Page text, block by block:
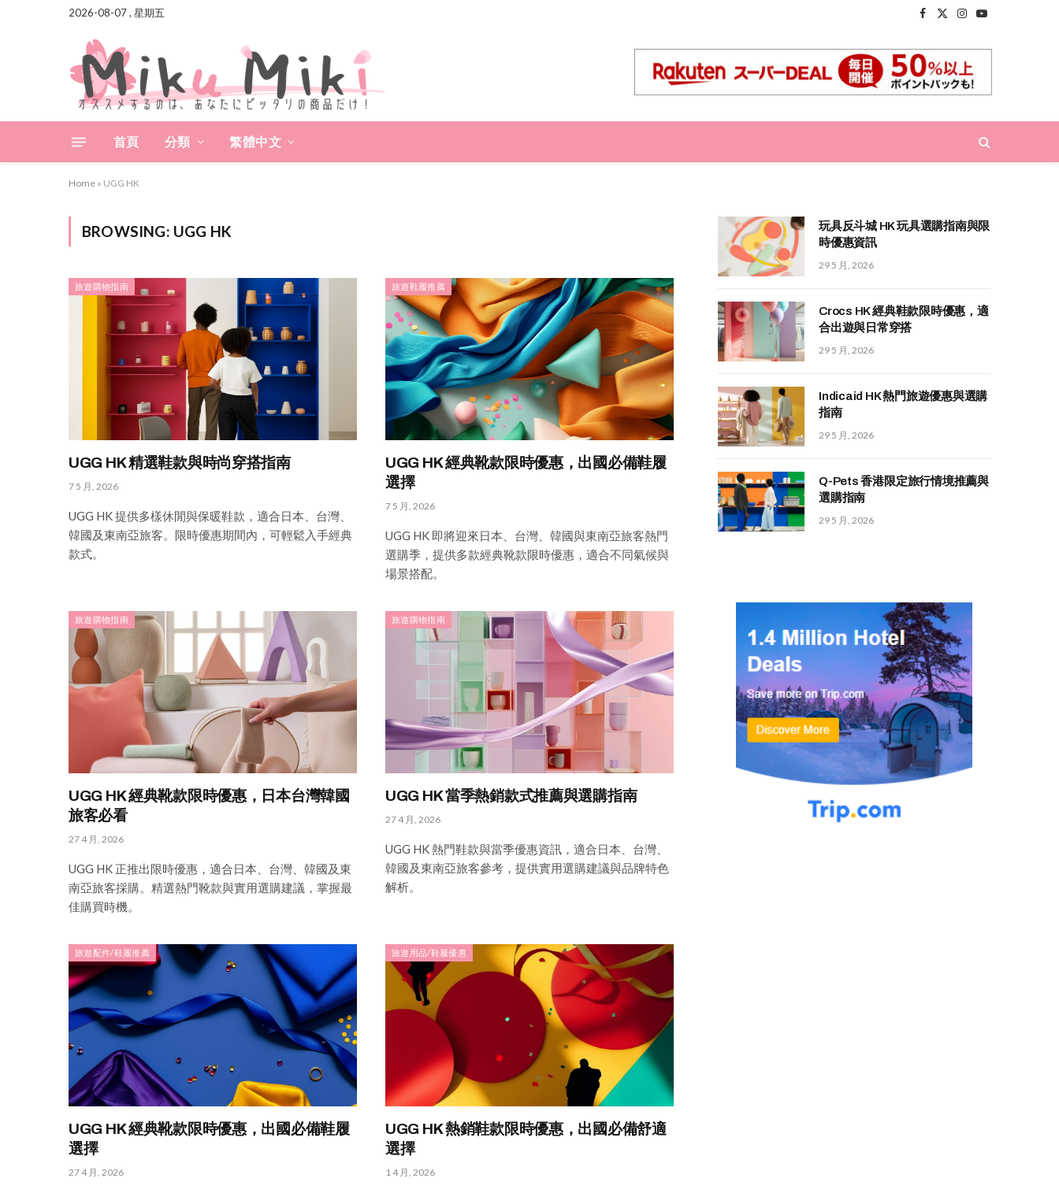
2026-08-07 , 星期五
Facebook
X
Instagram
YouTube
首頁 分類 繁體中文
Home » UGG HK
BROWSING: UGG HK
旅遊購物指南
UGG HK 精選鞋款與時尚穿搭指南
7 5 月, 2026
UGG HK 提供多樣休閒與保暖鞋款，適合日本、台灣、
韓國及東南亞旅客。限時優惠期間內，可輕鬆入手經典
款式。
旅遊鞋履推薦
UGG HK 經典靴款限時優惠，出國必備鞋履
選擇
7 5 月, 2026
UGG HK 即將迎來日本、台灣、韓國與東南亞旅客熱門
選購季，提供多款經典靴款限時優惠，適合不同氣候與
場景搭配。
旅遊購物指南
UGG HK 經典靴款限時優惠，日本台灣韓國
旅客必看
27 4 月, 2026
UGG HK 正推出限時優惠，適合日本、台灣、韓國及東
南亞旅客採購。精選熱門靴款與實用選購建議，掌握最
佳購買時機。
旅遊購物指南
UGG HK 當季熱銷款式推薦與選購指南
27 4 月, 2026
UGG HK 熱門鞋款與當季優惠資訊，適合日本、台灣、
韓國及東南亞旅客參考，提供實用選購建議與品牌特色
解析。
旅遊配件/鞋履推薦
UGG HK 經典靴款限時優惠，出國必備鞋履
選擇
27 4 月, 2026
旅遊用品/鞋履優惠
UGG HK 熱銷鞋款限時優惠，出國必備舒適
選擇
1 4 月, 2026
玩具反斗城 HK 玩具選購指南與限
時優惠資訊
29 5 月, 2026
Crocs HK 經典鞋款限時優惠，適
合出遊與日常穿搭
29 5 月, 2026
Indicaid HK 熱門旅遊優惠與選購
指南
29 5 月, 2026
Q-Pets 香港限定旅行情境推薦與
選購指南
29 5 月, 2026